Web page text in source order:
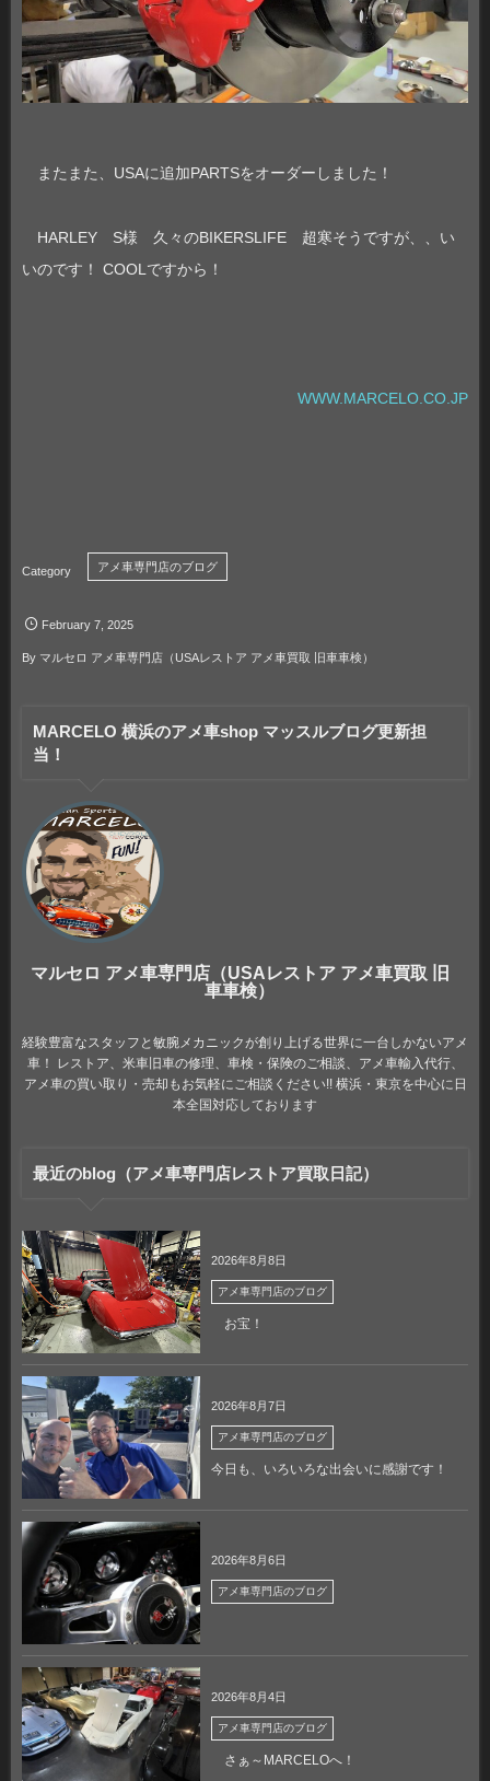
またまた、USAに追加PARTSをオーダーしました！
HARLEY S様 久々のBIKERSLIFE 超寒そうですが、、い
いのです！ COOLですから！
WWW.MARCELO.CO.JP
アメ車専門店のブログ
February 7 ,2025
By マルセロ アメ車専門店（USAレストア アメ車買取 旧車車検）
MARCELO 横浜のアメ車shop マッスルブログ更新担
当！
マルセロ アメ車専門店（USAレストア アメ車買取 旧
車車検）
経験豊富なスタッフと敏腕メカニックが創り上げる世界に一台しかないアメ
車！ レストア、米車旧車の修理、車検・保険のご相談、アメ車輸入代行、
アメ車の買い取り・売却もお気軽にご相談ください!! 横浜・東京を中心に日
本全国対応しております
最近のblog（アメ車専門店レストア買取日記）
2026年8月8日
アメ車専門店のブログ
お宝！
2026年8月7日
アメ車専門店のブログ
今日も、いろいろな出会いに感謝です！
2026年8月6日
アメ車専門店のブログ
2026年8月4日
アメ車専門店のブログ
さぁ～MARCELOへ！